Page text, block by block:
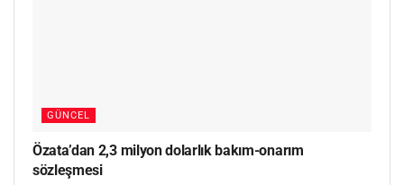
GÜNCEL
Özata’dan 2,3 milyon dolarlık bakım-onarım
sözleşmesi